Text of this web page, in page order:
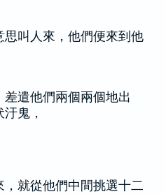
叫人來，他們便來到他
遣他們兩個兩個地出
鬼，
就從他們中間挑選十二